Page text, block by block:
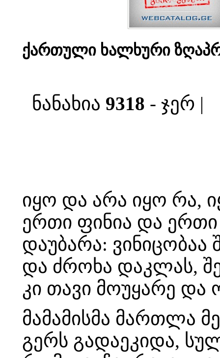
ქართული ხალხური
ნანახია 9318 - ჯერ |
იყო და არა იყო რა,
ერთი ფინია და
დაუბარა:
და ძროხა დაკლას,
კი თავი მოუყარე და
მამამისმა მართლა
გერს გადაეკიდა,